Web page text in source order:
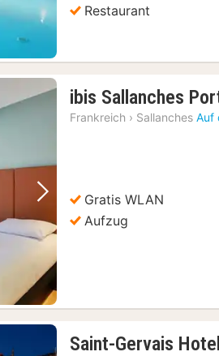
Restaurant
Nächstes Bild
ibis Sallanches
Frankreich › Sallanches Auf
Gratis WLAN
Aufzug
Saint-Gervais